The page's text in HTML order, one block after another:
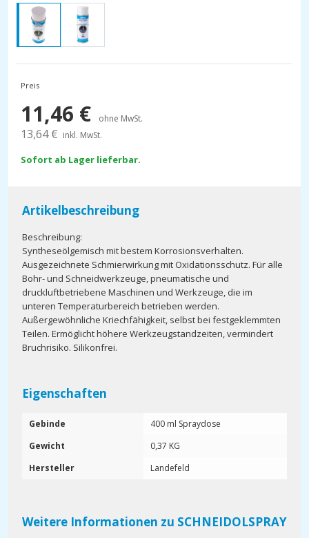
Preis
11,46 € ohne MwSt.
13,64€ inkl. MwSt.
Sofort ab Lager lieferbar.
Artikelbeschreibung
Beschreibung:
Syntheseölgemisch mit bestem Korrosionsverhalten.
Ausgezeichnete Schmierwirkung mit Oxidationsschutz. Für alle
Bohr- und Schneidwerkzeuge, pneumatische und
druckluftbetriebene Maschinen und Werkzeuge, die im
unteren Temperaturbereich betrieben werden.
Außergewöhnliche Kriechfähigkeit, selbst bei festgeklemmten
Teilen. Ermöglicht höhere Werkzeugstandzeiten, vermindert
Bruchrisiko. Silikonfrei.
Eigenschaften
Gebinde
400 ml Spraydose
Gewicht
0,37 KG
Hersteller
Landefeld
Weitere Informationen zu SCHNEIDOLSPRAY